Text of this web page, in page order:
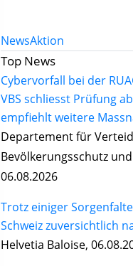
NewsAktion
Top News
Cybervorfall bei der
VBS schliesst Prüfung
empfiehlt weitere
Departement für
Bevölkerungsschutz
06.08.2026
Trotz einiger
Schweiz zuversichtlich
Helvetia Baloise,